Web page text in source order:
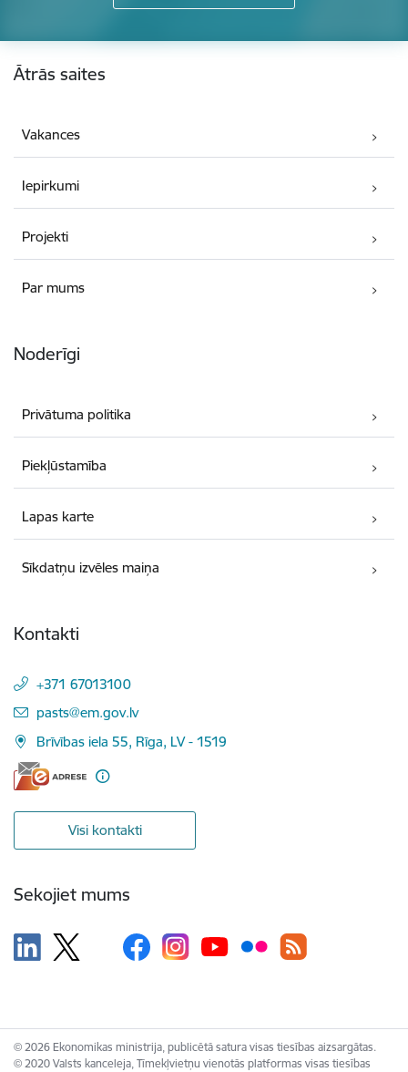
Kājene
Ātrās saites
Vakances
Iepirkumi
Projekti
Par mums
Noderīgi
Privātuma politika
Piekļūstamība
Lapas karte
Sīkdatņu izvēles maiņa
Kontakti
+371 67013100
E-pasts:
pasts@em.gov.lv
Brīvības iela 55, Rīga, LV - 1519
Visi kontakti
Sekojiet mums
© 2026 Ekonomikas ministrija, publicētā satura visas tiesības aizsargātas.
© 2020 Valsts kanceleja, Tīmekļvietņu vienotās platformas visas tiesības